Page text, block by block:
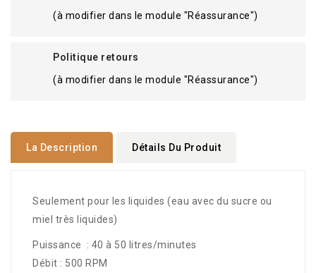
(à modifier dans le module "Réassurance")
Politique retours
(à modifier dans le module "Réassurance")
La Description Détails Du Produit
Seulement pour les liquides (eau avec du sucre ou
miel très liquides)
Puissance : 40 à 50 litres/minutes
Débit : 500 RPM